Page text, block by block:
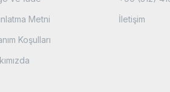
Metni
Koşulları
İletişim